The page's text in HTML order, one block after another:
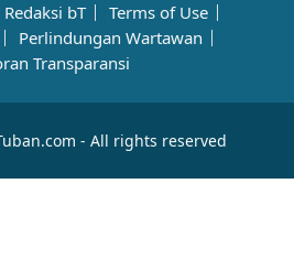
Redaksi bT
Terms of Use
Perlindungan Wartawan
Transparansi
- All rights reserved